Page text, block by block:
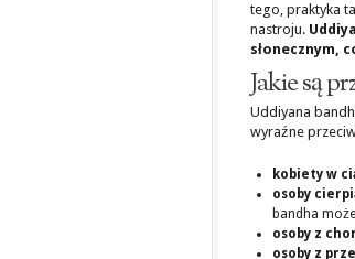
tego, praktyka
nastroju.
słonecznym,
Jakie są
Uddiyana
wyraźne
kobiety w
osoby
bandha
osoby z
osoby z